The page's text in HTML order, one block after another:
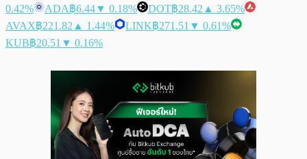
0.42%
ADA฿6.44▼ 0.18% DOT฿28.42 ▲ 3.65%
AVAX฿221.82 ▲ 1.44% LINK฿271.51 ▼ 0.61%
KUB฿20.51 ▼ 0.16%